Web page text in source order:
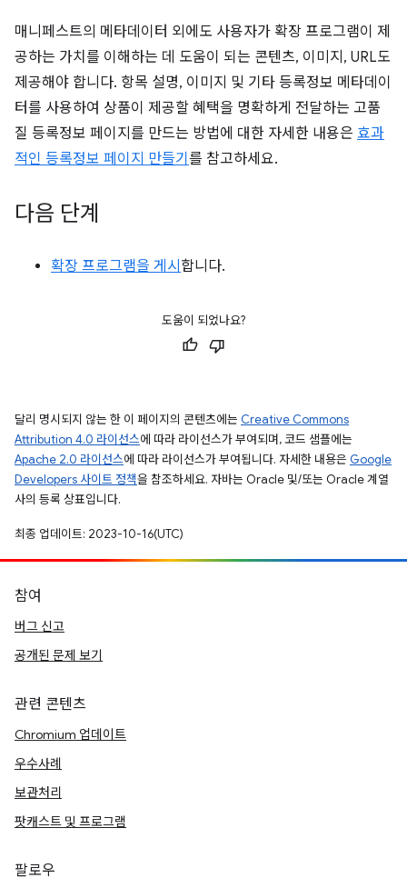
매니페스트의 메타데이터 외에도 사용자가 확장 프로그램이 제
공하는 가치를 이해하는 데 도움이 되는 콘텐츠, 이미지, URL도
제공해야 합니다. 항목 설명, 이미지 및 기타 등록정보 메타데이
터를 사용하여 상품이 제공할 혜택을 명확하게 전달하는 고품
질 등록정보 페이지를 만드는 방법에 대한 자세한 내용은 효과
적인 등록정보 페이지 만들기 를 참고하세요.
다음 단계
확장 프로그램을 게시 합니다.
도움이 되었나요?
달리 명시되지 않는 한 이 페이지의 콘텐츠에는 Creative Commons
Attribution 4.0 라이선스에 따라 라이선스가 부여되며, 코드 샘플에는
Apache 2.0 라이선스에 따라 라이선스가 부여됩니다. 자세한 내용은 Google
Developers 사이트 정책을 참조하세요. 자바는 Oracle 및/또는 Oracle 계열
사의 등록 상표입니다.
최종 업데이트: 2023-10-16(UTC)
참여
버그 신고
공개된 문제 보기
관련 콘텐츠
Chromium 업데이트
우수사례
보관처리
팟캐스트 및 프로그램
팔로우